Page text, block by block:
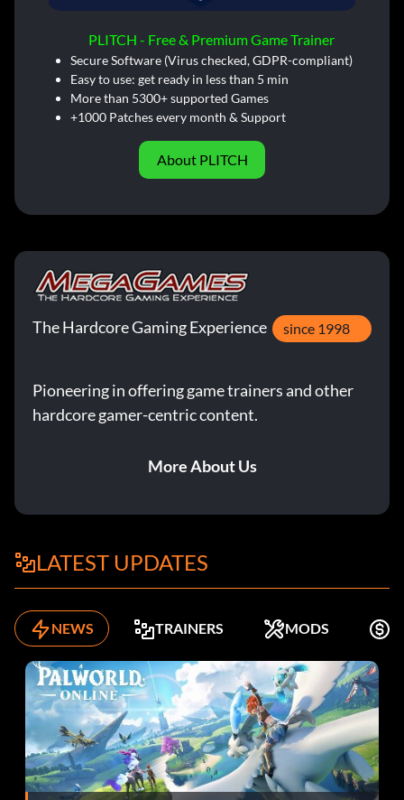
PLITCH - Free & Premium Game Trainer
Secure Software (Virus checked, GDPR-compliant)
Easy to use: get ready in less than 5 min
More than 5300+ supported Games
+1000 Patches every month & Support
About PLITCH
The Hardcore Gaming Experience since 1998
Pioneering in offering game trainers and other
hardcore gamer-centric content.
More About Us
LATEST UPDATES
NEWS TRAINERS MODS